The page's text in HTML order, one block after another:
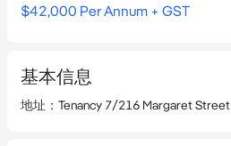
$42,000 Per Annum + GST
基本信息
地址 ： Tenancy 7/216 Margaret Street